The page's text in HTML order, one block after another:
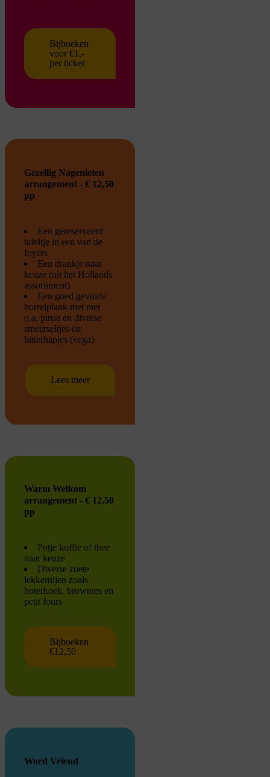
Bijboeken
voor €1,-
per ticket
Gezellig Nagenieten
arrangement - € 12,50
pp
Een gereserveerd
tafeltje in een van de
foyers
Een drankje naar
keuze (uit het Hollands
assortiment)
Een goed gevulde
borrelplank met met
o.a. pinsa en diverse
smeerseltjes en
bitterhapjes (vega)
Lees meer
Warm Welkom
arrangement - € 12,50
pp
Potje koffie of thee
naar keuze
Diverse zoete
lekkernijen zoals
boterkoek, brownies en
petit fours
Bijboeken
€12,50
Word Vriend